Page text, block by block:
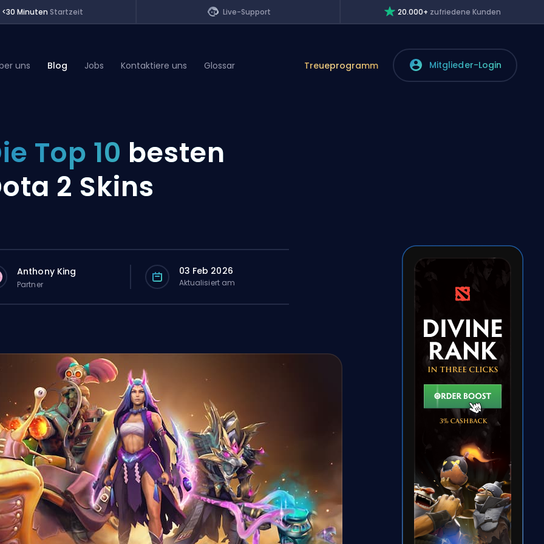
<30 Minuten Startzeit Live-Support 20.000+ zufriedene Kunden
uns Blog Jobs Kontaktiere uns Glossar Treueprogramm Mitglieder-Login
Top 10 besten
2 Skins
Anthony King
Partner
03 Feb 2026
Aktualisiert am